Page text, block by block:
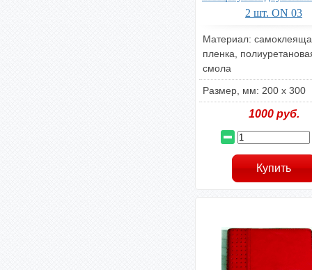
2 шт. ON 03
Материал:
пленка,
смола
Размер, мм: 200 х 300
1000руб.